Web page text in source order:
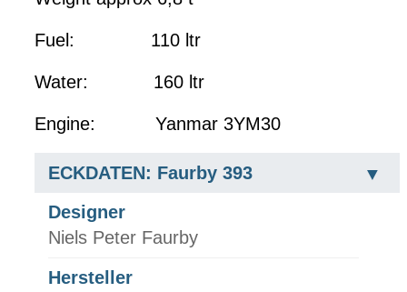
Fuel: 110 ltr
Water: 160 ltr
Engine: Yanmar 3YM30
ECKDATEN: Faurby 393
Designer
Niels Peter Faurby
Hersteller